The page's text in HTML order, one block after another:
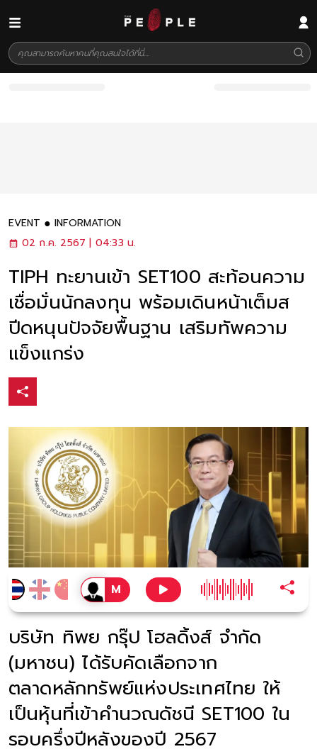
EVENT
INFORMATION
02 ก.ค. 2567 | 04:33 น.
TIPH ทะยานเข้า SET100 สะท้อนความ
เชื่อมั่นนักลงทุน พร้อมเดินหน้าเต็มส
ปีดหนุนปัจจัยพื้นฐาน เสริมทัพความ
แข็งแกร่ง
บริษัท ทิพย กรุ๊ป โฮลดิ้งส์ จำกัด
(มหาชน) ได้รับคัดเลือกจาก
ตลาดหลักทรัพย์แห่งประเทศไทย ให้
เป็นหุ้นที่เข้าคำนวณดัชนี SET100 ใน
รอบครึ่งปีหลังของปี 2567